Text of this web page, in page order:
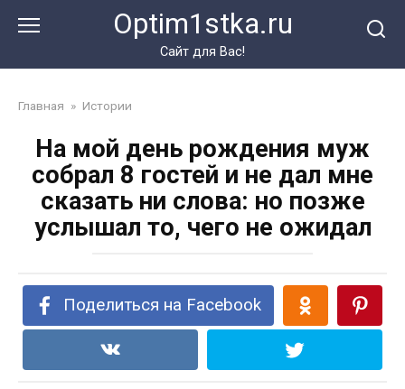
Optim1stka.ru
Сайт для Вас!
Главная » Истории
На мой день рождения муж
собрал 8 гостей и не дал мне
сказать ни слова: но позже
услышал то, чего не ожидал
Поделиться на Facebook